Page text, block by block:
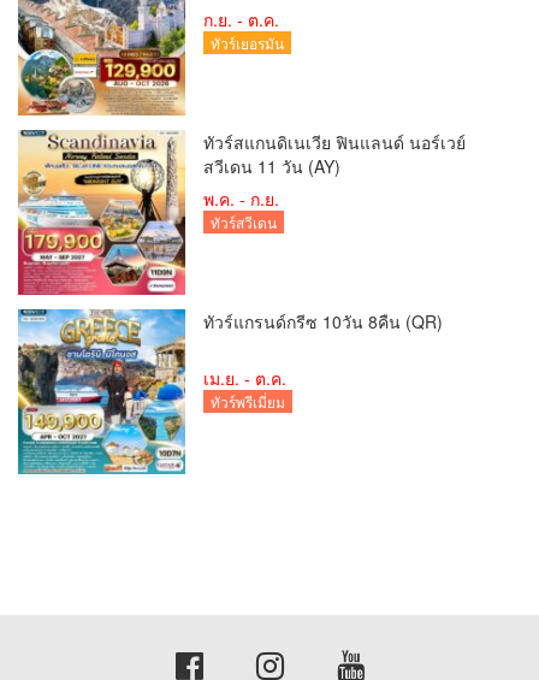
ก.ย. - ต.ค.
ทัวร์เยอรมัน
ทัวร์สแกนดิเนเวีย ฟินแลนด์ นอร์เวย์
สวีเดน 11 วัน (AY)
พ.ค. - ก.ย.
ทัวร์สวีเดน
ทัวร์แกรนด์กรีซ 10วัน 8คืน (QR)
เม.ย. - ต.ค.
ทัวร์พรีเมี่ยม